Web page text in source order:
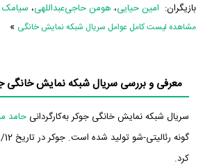
بازیگران: امین حیایی، هومن حاجی‌عبداللهی، سیامک
مشاهده لیست کامل عوامل سریال شبکه نمایش خانگی »
معرفی و بررسی سریال شبکه نمایش خانگی
سریال شبکه نمایش خانگی جوکر به‌کارگردانی حامد
کرد.